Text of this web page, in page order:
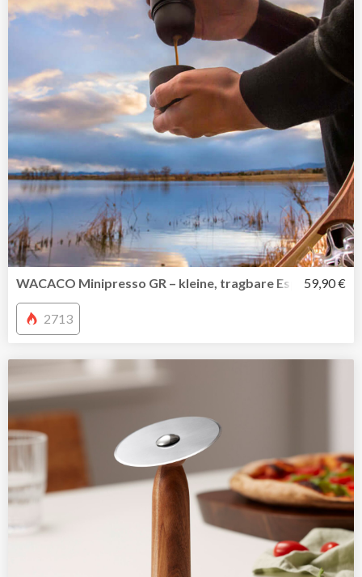
WACACO Minipresso GR – kleine, tragbare 59,90 €
2713